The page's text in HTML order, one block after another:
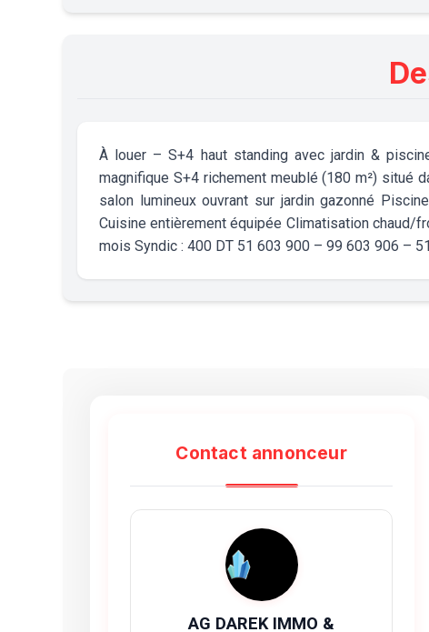
À louer – S+4 haut standing avec jardin &
magnifique S+4 richement meublé (180 m²) situé
salon lumineux ouvrant sur jardin gazonné
Cuisine entièrement équipée Climatisation chaud/
mois Syndic : 400 DT 51 603 900 – 99 603 906 –
Contact annonceur
AG DAREK IMMO &